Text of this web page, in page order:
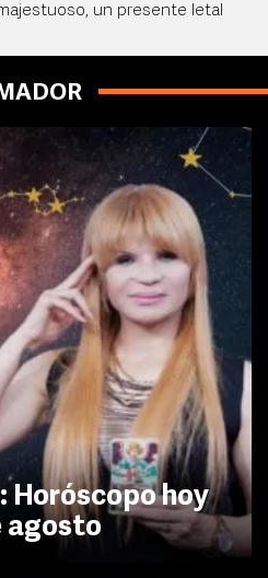
un presente letal
Horóscopo hoy
agosto